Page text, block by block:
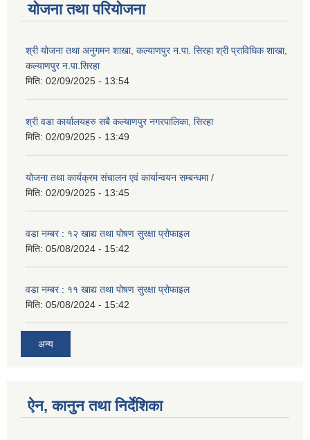
योजना तथा परियोजना
श्री योजना तथा अनुगमन शाखा, कल्याणपुर न.पा. सिरहा श्री प्राविधिक शाखा,
कल्याणपुर न.पा.सिरहा
मिति: 02/09/2025 - 13:54
श्री वडा कार्यालयहरु सबै कल्याणपुर नगरपालिका, सिरहा
मिति: 02/09/2025 - 13:49
योजना तथा कार्यक्रम संचालन एवं कार्यान्वयन सम्बन्धमा /
मिति: 02/09/2025 - 13:45
वडा नम्बर : १२ खाद्य तथा पोषण सुरक्षा प्रोफाइल
मिति: 05/08/2024 - 15:42
वडा नम्बर : ११ खाद्य तथा पोषण सुरक्षा प्रोफाइल
मिति: 05/08/2024 - 15:42
अन्य
ऐन, कानुन तथा निर्देशिका